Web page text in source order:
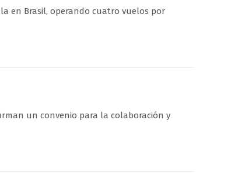
en Brasil, operando cuatro vuelos por
un convenio para la colaboración y